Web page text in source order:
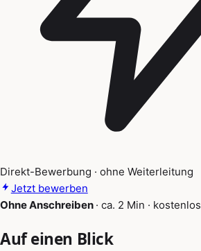
Direkt-Bewerbung · ohne Weiterleitung
Jetzt bewerben
Ohne Anschreiben · ca. 2 Min · kostenlos
Auf einen Blick